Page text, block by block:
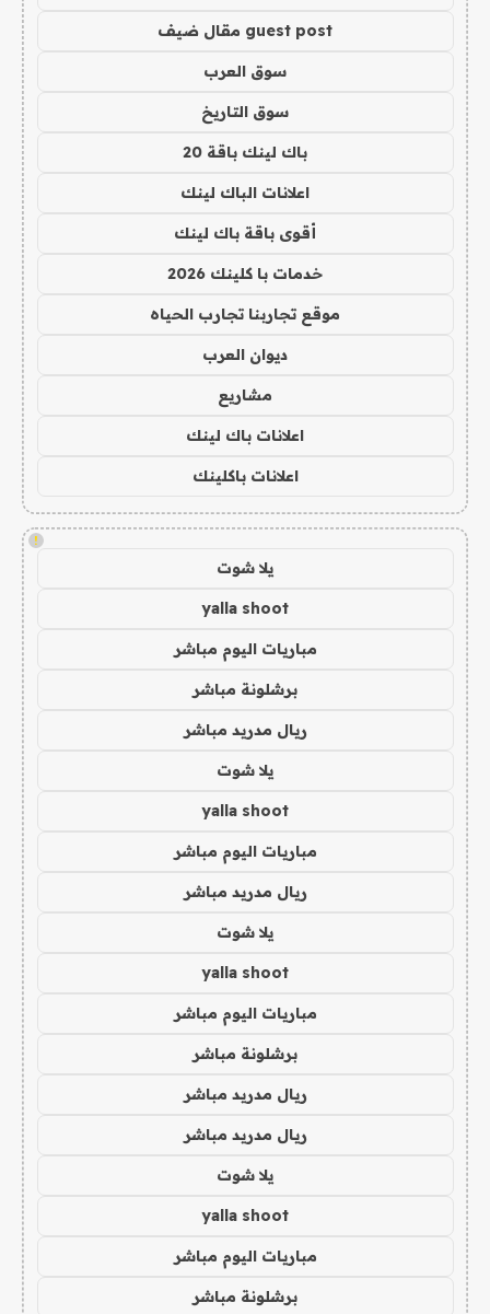
guest post مقال ضيف
سوق العرب
سوق التاريخ
باك لينك باقة 20
اعلانات الباك لينك
أقوى باقة باك لينك
خدمات با كلينك 2026
موقع تجاربنا تجارب الحياه
ديوان العرب
مشاريع
اعلانات باك لينك
اعلانات باكلينك
!
يلا شوت
yalla shoot
مباريات اليوم مباشر
برشلونة مباشر
ريال مدريد مباشر
يلا شوت
yalla shoot
مباريات اليوم مباشر
ريال مدريد مباشر
يلا شوت
yalla shoot
مباريات اليوم مباشر
برشلونة مباشر
ريال مدريد مباشر
ريال مدريد مباشر
يلا شوت
yalla shoot
مباريات اليوم مباشر
برشلونة مباشر